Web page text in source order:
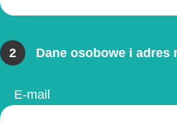
2 Dane osobowe i adres
E-mail